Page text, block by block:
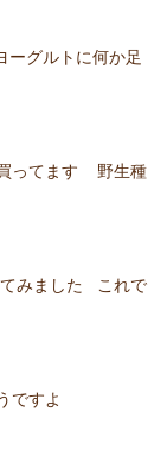
グルトに何か足
ってます 野生種
てみました これで
ですよ